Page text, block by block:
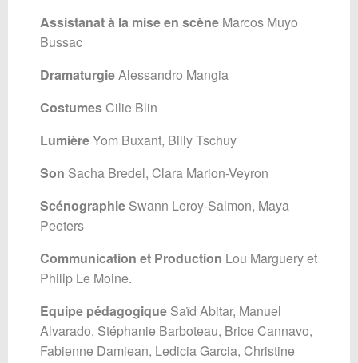
Assistanat à la mise en scène Marcos Muyo
Bussac
DramaturgieAlessandro Mangia
Costumes Cilie Blin
LumièreYom Buxant, Billy Tschuy
Son Sacha Bredel, Clara Marion-Veyron
Scénographie Swann Leroy-Salmon, Maya
Peeters
Communication et Production Lou Marguery et
Philip Le Moine.
Equipe pédagogique Saïd Abitar, Manuel
Alvarado, Stéphanie Barboteau, Brice Cannavo,
Fabienne Damiean, Ledicia Garcia, Christine